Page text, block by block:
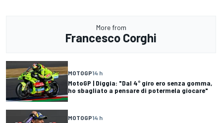
More from
Francesco Corghi
MOTOGP14 h
MotoGP | Diggia: "Dal 4° giro ero senza gomma,
ho sbagliato a pensare di potermela giocare"
MOTOGP14 h